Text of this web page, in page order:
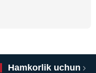
Hamkorlik uchun